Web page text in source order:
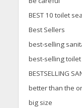
BEST 10 toilet
Best Sellers
best-selling
best-selling
BESTSELLING
better than the
big size